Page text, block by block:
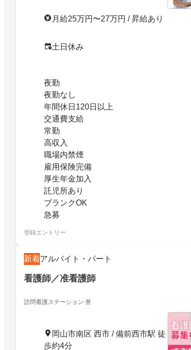
月給25万円〜27万円 / 昇給あり
土日休み
夜勤
夜勤なし
年間休日120日以上
交通費支給
常勤
高収入
職場内禁煙
雇用保険完備
厚生年金加入
託児所あり
ブランクOK
急募
登録エントリー
新着アルバイト・パート
看護師／准看護師
訪問看護ステーション 誉
岡山市南区 西市 / 備前西市駅 徒
歩約4分